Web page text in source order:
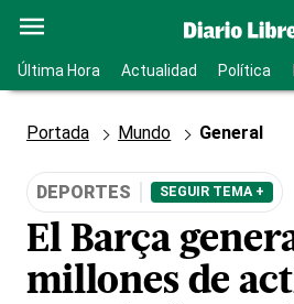
Última Hora Actualidad Política
Portada Mundo General
DEPORTES SEGUIR TEMA +
El Barça
millones de